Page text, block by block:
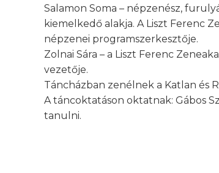
Salamon Soma – népzenész,
kiemelkedő alakja. A Liszt Ferenc
népzenei programszerkesztője.
Zolnai Sára – a Liszt Ferenc
vezetője.
Táncházban zenélnek a Katlan és
A táncoktatáson oktatnak: Gábos
tanulni.